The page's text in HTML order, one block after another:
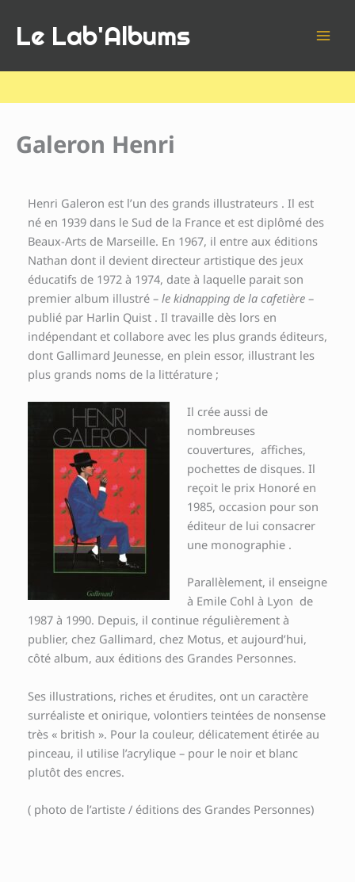
contenu
Le Lab'Albums
Galeron Henri
Henri Galeron est l’un des grands illustrateurs . Il est
né en 1939 dans le Sud de la France et est diplômé des
Beaux-Arts de Marseille. En 1967, il entre aux éditions
Nathan dont il devient directeur artistique des jeux
éducatifs de 1972 à 1974, date à laquelle parait son
premier album illustré – le kidnapping de la cafetière –
publié par Harlin Quist . Il travaille dès lors en
indépendant et collabore avec les plus grands éditeurs,
dont Gallimard Jeunesse, en plein essor, illustrant les
plus grands noms de la littérature ;
Il crée aussi de
nombreuses
couvertures, affiches,
pochettes de disques. Il
reçoit le prix Honoré en
1985, occasion pour son
éditeur de lui consacrer
une monographie .
Parallèlement, il enseigne
à Emile Cohl à Lyon de
1987 à 1990. Depuis, il continue régulièrement à
publier, chez Gallimard, chez Motus, et aujourd’hui,
côté album, aux éditions des Grandes Personnes.
Ses illustrations, riches et érudites, ont un caractère
surréaliste et onirique, volontiers teintées de nonsense
très « british ». Pour la couleur, délicatement étirée au
pinceau, il utilise l’acrylique – pour le noir et blanc
plutôt des encres.
( photo de l’artiste / éditions des Grandes Personnes)